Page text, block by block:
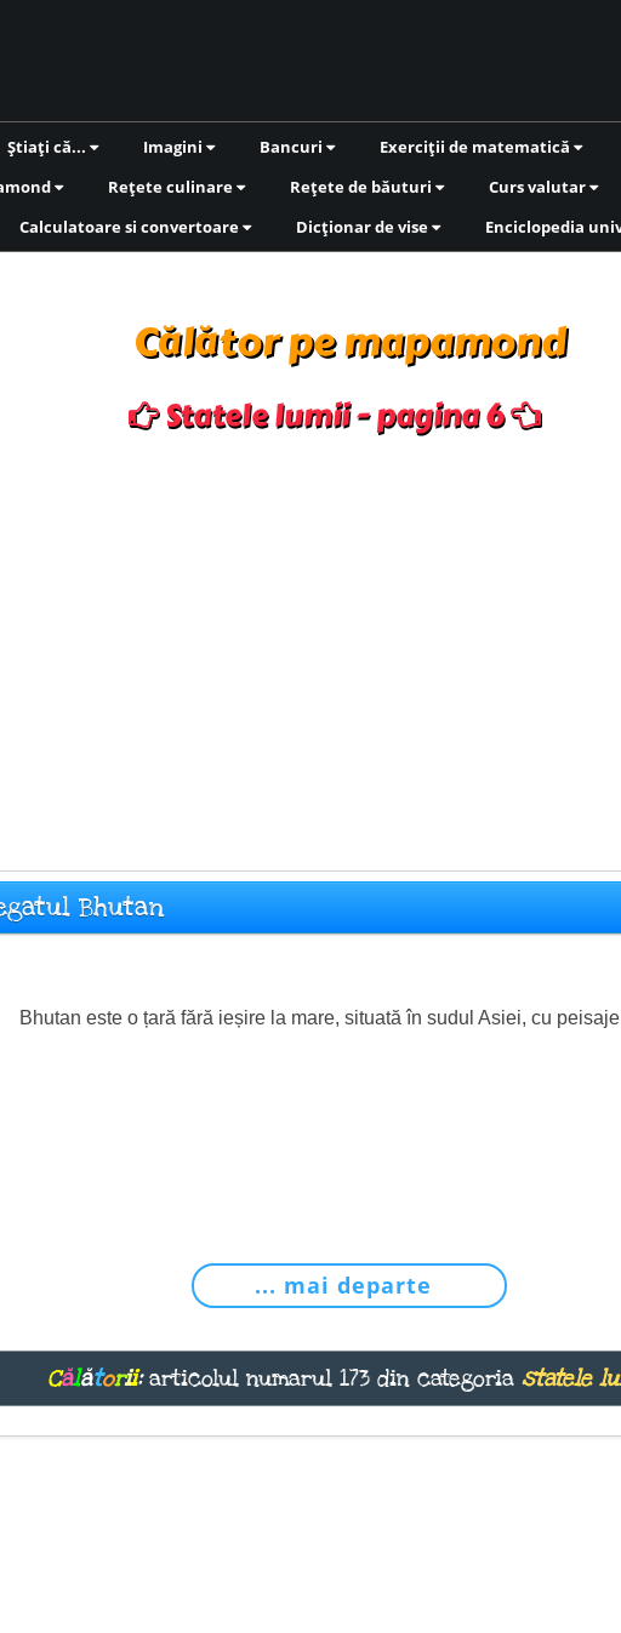
Știați că... Imagini Bancuri
Exerciții de matematică
Rețete culinare Rețete de băuturi
Curs valutar
Calculatoare si convertoare
Dicționar de vise Enciclopedia
Călător pe mapamond
Statele lumii - pagina 6
Bhutan
Bhutan este o țară fără ieșire la mare, situată în sudul Asiei, cu
... mai departe
Călătorii:articolul numarul 173 din categoriastatele